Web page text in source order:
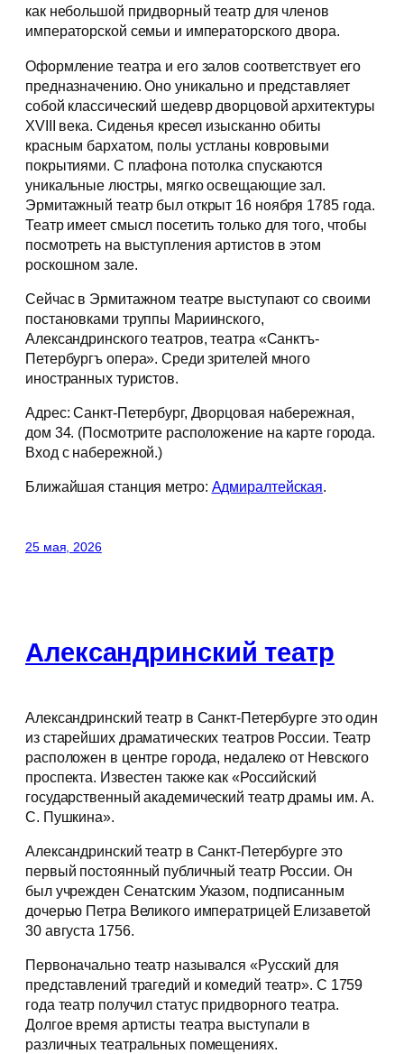
как небольшой придворный театр для членов
императорской семьи и императорского двора.
Оформление театра и его залов соответствует его
предназначению. Оно уникально и представляет
собой классический шедевр дворцовой архитектуры
XVIII века. Сиденья кресел изысканно обиты
красным бархатом, полы устланы ковровыми
покрытиями. С плафона потолка спускаются
уникальные люстры, мягко освещающие зал.
Эрмитажный театр был открыт 16 ноября 1785 года.
Театр имеет смысл посетить только для того, чтобы
посмотреть на выступления артистов в этом
роскошном зале.
Сейчас в Эрмитажном театре выступают со своими
постановками труппы Мариинского,
Александринского театров, театра «Санктъ-
Петербургъ опера». Среди зрителей много
иностранных туристов.
Адрес: Санкт-Петербург, Дворцовая набережная,
дом 34. (Посмотрите расположение на карте города.
Вход с набережной.)
Ближайшая станция метро: Адмиралтейская.
25 мая, 2026
Александринский театр
Александринский театр в Санкт-Петербурге это один
из старейших драматических театров России. Театр
расположен в центре города, недалеко от Невского
проспекта. Известен также как «Российский
государственный академический театр драмы им. А.
С. Пушкина».
Александринский театр в Санкт-Петербурге это
первый постоянный публичный театр России. Он
был учрежден Сенатским Указом, подписанным
дочерью Петра Великого императрицей Елизаветой
30 августа 1756.
Первоначально театр назывался «Русский для
представлений трагедий и комедий театр». С 1759
года театр получил статус придворного театра.
Долгое время артисты театра выступали в
различных театральных помещениях.